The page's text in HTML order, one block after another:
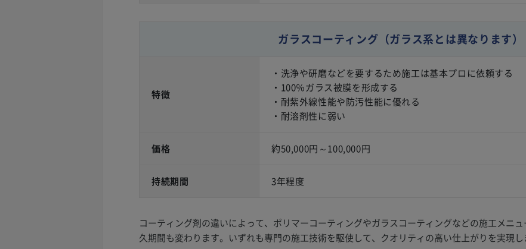
ガラスコーティング （ガラス系とは異なります）
特徴
・洗浄や研磨などを要するため施工は基本プロに依頼する
・100％ガラス被膜を形成する
・耐紫外線性能や防汚性能に優れる
・耐溶剤性に弱い
価格 約50,000円～100,000円
持続期間 3年程度
コーティング剤の違いによって、ポリマーコーティングやガラスコーティングなどの施工メニ
久期間も変わります。いずれも専門の施工技術を駆使して、クオリティの高い仕上がりを実現し